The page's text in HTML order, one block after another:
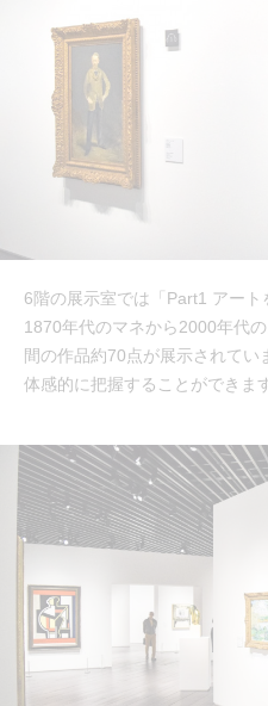
6階の展示室では「Part1 アート
1870年代のマネから2000年代
間の作品約70点が展示されて
体感的に把握することができま